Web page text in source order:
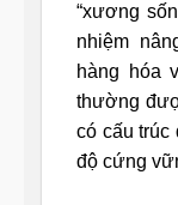
“xương
nhiệm
hàng hóa
thường
có cấu trúc
độ cứng